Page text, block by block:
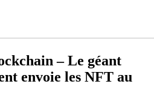
– Le géant
envoie les NFT au